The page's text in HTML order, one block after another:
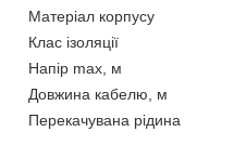
Матеріал корпусу
Клас ізоляції
Напір max, м
Довжина кабелю, м
Перекачувана рідина